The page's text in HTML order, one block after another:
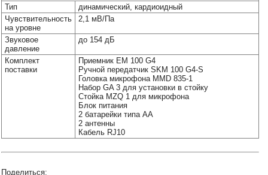
Тип
динамический, кардиоидный
Чувствительность
на уровне
2,1 мВ/Па
Звуковое
давление
до 154 дБ
Комплект
поставки
Приемник EM 100 G4
Ручной передатчик SKM 100 G4-S
Головка микрофона MMD 835-1
Набор GA 3 для установки в стойку
Стойка MZQ 1 для микрофона
Блок питания
2 батарейки типа АА
2 антенны
Кабель RJ10
Поделиться: